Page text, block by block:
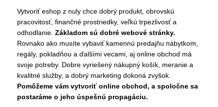
Vytvoriť eshop z nuly chce dobrý produkt, obrovskú
pracovitosť, finančné prostriedky, veľkú trpezlivosť a
odhodlanie. Základom sú dobré webové stránky.
Rovnako ako musíte vybaviť kamennú predajňu nábytkom,
regály, pokladňou a ďalšími vecami, aj online obchod má
svoje potreby. Dobre vyriešený nákupný košík, meranie a
kvalitné služby, a dobrý marketing dokoná zvyšok.
Pomôžeme vám vytvoriť online obchod, a spoločne sa
postaráme o jeho úspešnú propagáciu.